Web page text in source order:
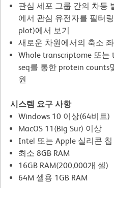
관심 세포 그룹 간의 차등
에서 관심 유전자를 필터
plot)에서 보기
새로운 차원에서의 축소
Whole transcriptome 또는
seq를 통한 protein counts
원
시스템 요구 사항
Windows 10 이상(64비트)
MacOS 11(Big Sur) 이상
Intel 또는 Apple 실리콘 칩
최소 8GB RAM
16GB RAM(200,000개 셀)
64M 셀용 1GB RAM